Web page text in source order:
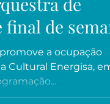
de
a ocupação
Cultural Energisa,